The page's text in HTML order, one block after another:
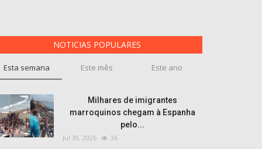
NOTICIAS POPULARES
Esta semana Este mês Este ano
Milhares de imigrantes
marroquinos chegam à Espanha
pelo...
Jul 30, 2026 36